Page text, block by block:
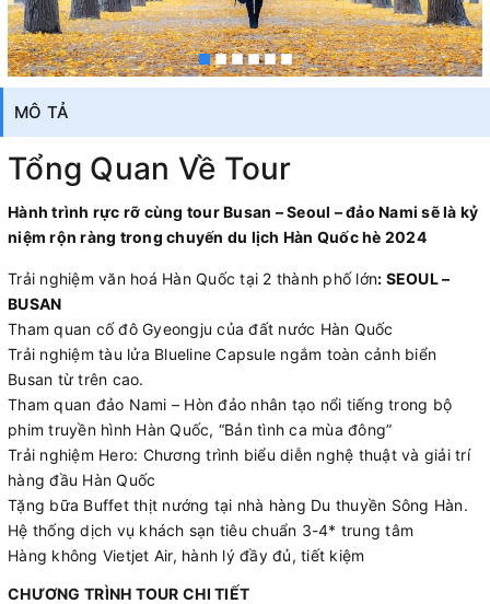
MÔ TẢ
Tổng Quan Về Tour
Hành trình rực rỡ cùng tour Busan – Seoul – đảo Nami sẽ là kỷ
niệm rộn ràng trong chuyến du lịch Hàn Quốc hè 2024
Trải nghiệm văn hoá Hàn Quốc tại 2 thành phố lớn: SEOUL –
BUSAN
Tham quan cố đô Gyeongju của đất nước Hàn Quốc
Trải nghiệm tàu lửa Blueline Capsule ngắm toàn cảnh biển
Busan từ trên cao.
Tham quan đảo Nami – Hòn đảo nhân tạo nổi tiếng trong bộ
phim truyền hình Hàn Quốc, “Bản tình ca mùa đông”
Trải nghiệm Hero: Chương trình biểu diễn nghệ thuật và giải trí
hàng đầu Hàn Quốc
Tặng bữa Buffet thịt nướng tại nhà hàng Du thuyền Sông Hàn.
Hệ thống dịch vụ khách sạn tiêu chuẩn 3-4* trung tâm
Hàng không Vietjet Air, hành lý đầy đủ, tiết kiệm
CHƯƠNG TRÌNH TOUR CHI TIẾT